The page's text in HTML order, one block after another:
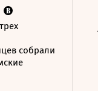
собрали